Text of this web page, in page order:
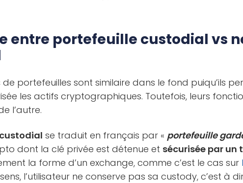
entre portefeuille custodial vs
de portefeuilles sont similaire dans le fond puiqu’ils
les actifs cryptographiques. Toutefois, leurs
l’autre.
se traduit en français par « portefeuille
dont la clé privée est détenue et sécurisée par un
la forme d’un exchange, comme c’est le cas sur
l’utilisateur ne conserve pas sa custody, c’est à